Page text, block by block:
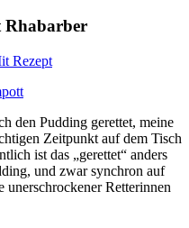
Rhabarber
Rezept
den Pudding gerettet, meine
Zeitpunkt auf dem Tisch
ist das „gerettet“ anders
und zwar synchron auf
Retterinnen